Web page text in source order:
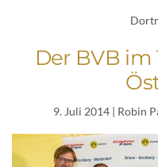
Der BVB
9. Juli 2014 | Robin